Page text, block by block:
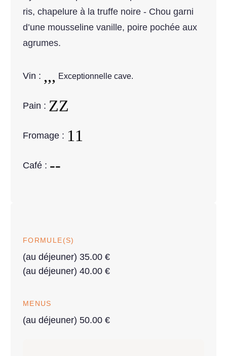
ris, chapelure à la truffe noire - Chou garni
d’une mousseline vanille, poire pochée aux
agrumes.
Vin : Exceptionnelle cave.
Pain :
Fromage :
Café :
FORMULE(S)
(au déjeuner) 35.00 €
(au déjeuner) 40.00 €
MENUS
(au déjeuner) 50.00 €